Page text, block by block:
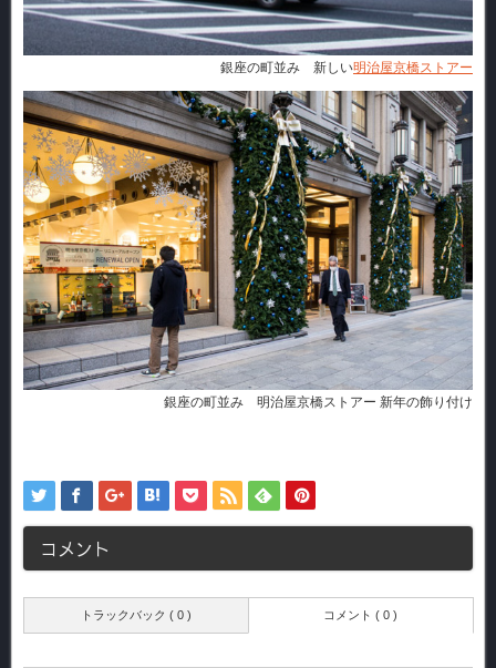
銀座の町並み 新しい明治屋京橋ストアー
銀座の町並み 明治屋京橋ストアー 新年の飾り付け
コメント
トラックバック ( 0 ) コメント ( 0 )